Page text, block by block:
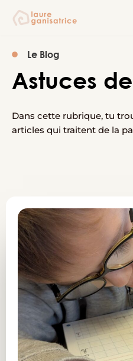
contenu
Le Blog
Astuces
Dans cette rubrique, tu
articles qui traitent de la